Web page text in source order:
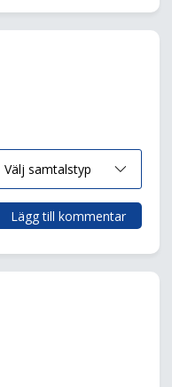
Lägg till kommentar